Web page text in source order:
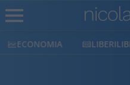
ECONOMIA